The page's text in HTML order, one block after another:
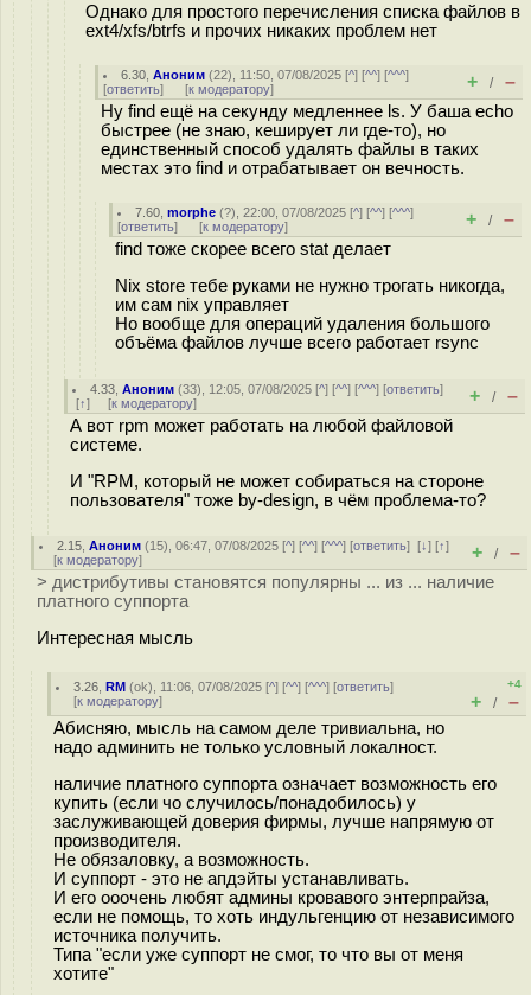
Однако для простого перечисления списка файлов в
ext4/xfs/btrfs и прочих никаких проблем нет
6.30 ,Аноним (22), 11:50, 07/08/2025 [^] [^^] [^^^]
[ответить] [к модератору] + / –
Ну find ещё на секунду медленнее ls. У баша echo
быстрее (не знаю, кеширует ли где-то), но
единственный способ удалять файлы в таких
местах это find и отрабатывает он вечность.
7.60 ,morphe (?), 22:00, 07/08/2025 [^] [^^] [^^^]
[ответить] [к модератору] + / –
find тоже скорее всего stat делает
Nix store тебе руками не нужно трогать никогда,
им сам nix управляет
Но вообще для операций удаления большого
объёма файлов лучше всего работает rsync
4.33 ,Аноним (33), 12:05, 07/08/2025 [^] [^^] [^^^] [ответить]
[↑] [к модератору] + / –
А вот rpm может работать на любой файловой
системе.
И "RPM, который не может собираться на стороне
пользователя" тоже by-design, в чём проблема-то?
2.15 ,Аноним (15), 06:47, 07/08/2025 [^] [^^] [^^^] [ответить][↓] [↑]
[к модератору] + / –
> дистрибутивы становятся популярны ... из ... наличие
платного суппорта
Интересная мысль
3.26 ,RM (ok), 11:06, 07/08/2025 [^] [^^] [^^^] [ответить]
[к модератору]
+4
+ / –
Абисняю, мысль на самом деле тривиальна, но
надо админить не только условный локалност.
наличие платного суппорта означает возможность его
купить (если чо случилось/понадобилось) у
заслуживающей доверия фирмы, лучше напрямую от
производителя.
Не обязаловку, а возможность.
И суппорт - это не апдэйты устанавливать.
И его ооочень любят админы кровавого энтерпрайза,
если не помощь, то хоть индульгенцию от независимого
источника получить.
Типа "если уже суппорт не смог, то что вы от меня
хотите"